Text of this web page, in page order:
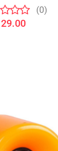
(0)
29.00